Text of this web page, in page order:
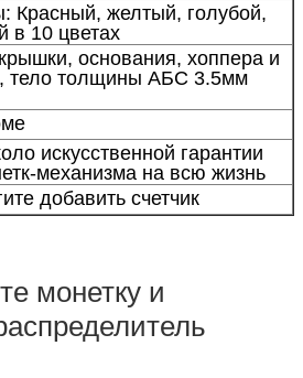
Красный, желтый, голубой,
в 10 цветах
основания, хоппера и
тело толщины АБС 3.5мм
искусственной гарантии
механизма на всю жизнь
добавить счетчик
монетку и